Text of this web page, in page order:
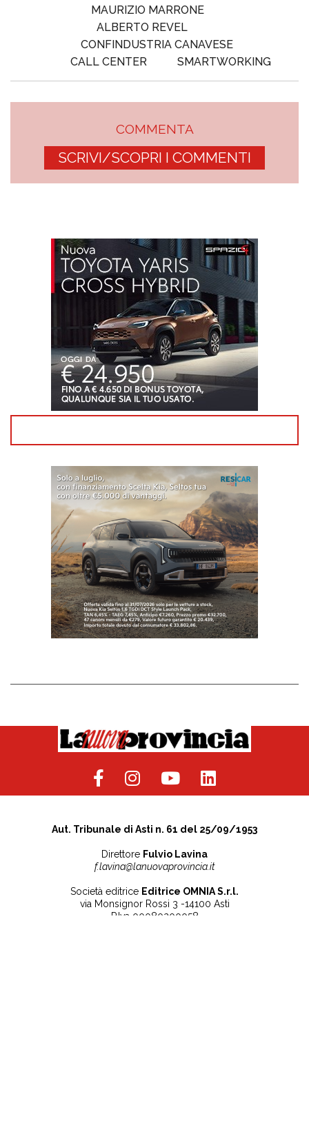
MAURIZIO MARRONE
ALBERTO REVEL
CONFINDUSTRIA CANAVESE
CALL CENTER
SMARTWORKING
COMMENTA
SCRIVI/SCOPRI I COMMENTI
Aut. Tribunale di Asti n. 61 del 25/09/1953
Direttore Fulvio Lavina
f.lavina@lanuovaprovincia.it
Società editrice Editrice OMNIA S.r.l.
via Monsignor Rossi 3 -14100 Asti
P.Iva 00080200058